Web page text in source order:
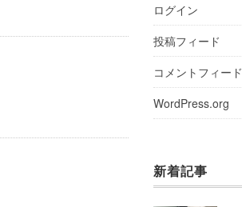
ログイン
投稿フィード
コメントフィード
WordPress.org
新着記事